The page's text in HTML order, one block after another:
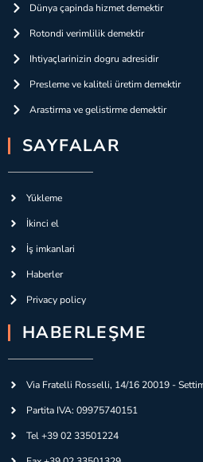
Dünya çapinda hizmet demektir
Rotondi verimlilik demektir
Ihtiyaçlarinizin dogru adresidir
Presleme ve kaliteli üretim demektir
Arastirma ve gelistirme demektir
SAYFALAR
Yükleme
İkinci el
İş imkanlari
Haberler
Privacy policy
HABERLEŞME
Via Fratelli Rosselli, 14/16 20019 -
Partita IVA: 09975740151
Tel +39 02 33501224